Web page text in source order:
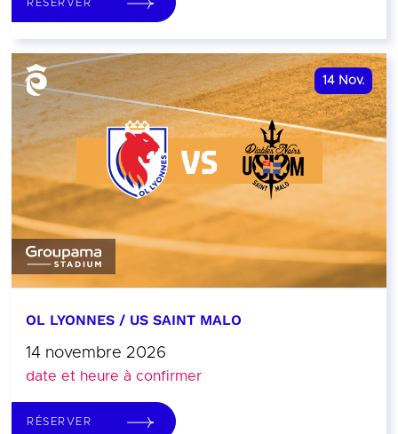
RÉSERVER
14 Nov.
OL LYONNES / US SAINT MALO
14 novembre 2026
date et heure à confirmer
RÉSERVER